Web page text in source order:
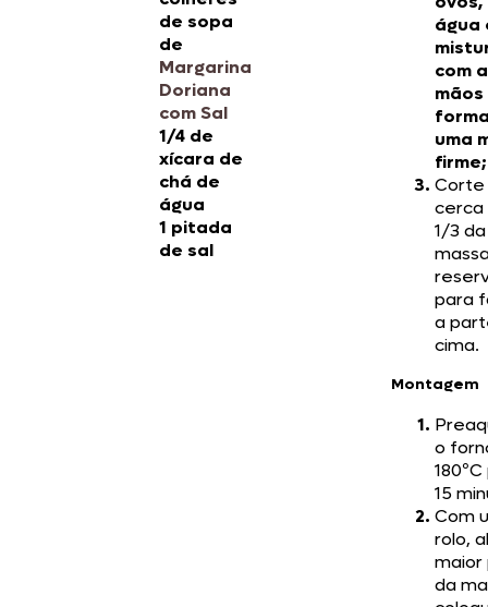
de sopa
de
Margarina
Doriana
com Sal
1/4 de
xícara de
chá de
água
1 pitada
de sal
água
com
uma
firme;
Corte
cerca
1/3 da
para
a
cima.
Montagem
o
15
Com
rolo,
da